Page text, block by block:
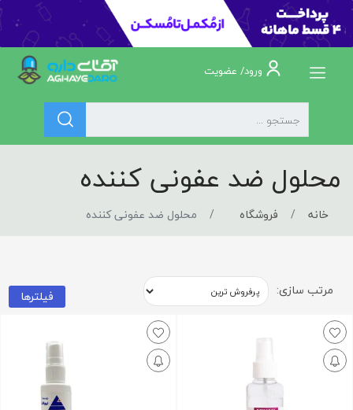
ورود/ عضویت
محلول ضد عفونی کننده
خانه فروشگاه محلول ضد عفونی کننده
مرتب سازی: فیلترها